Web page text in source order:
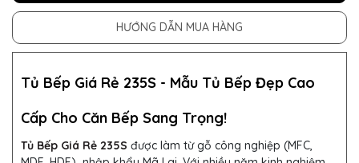
HƯỚNG DẪN MUA HÀNG
Tủ Bếp Giá Rẻ 235S - Mẫu Tủ Bếp Đẹp Cao
Cấp Cho Căn Bếp Sang Trọng!
Tủ Bếp Giá Rẻ 235S được làm từ gỗ công nghiệp (MFC,